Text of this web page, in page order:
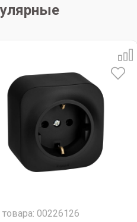
00226126